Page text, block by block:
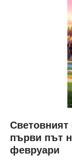
първи път
февруари